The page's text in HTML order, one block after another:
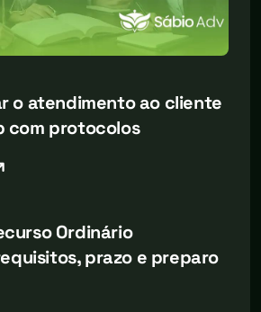
o atendimento ao cliente
com protocolos
Ordinário
prazo e preparo